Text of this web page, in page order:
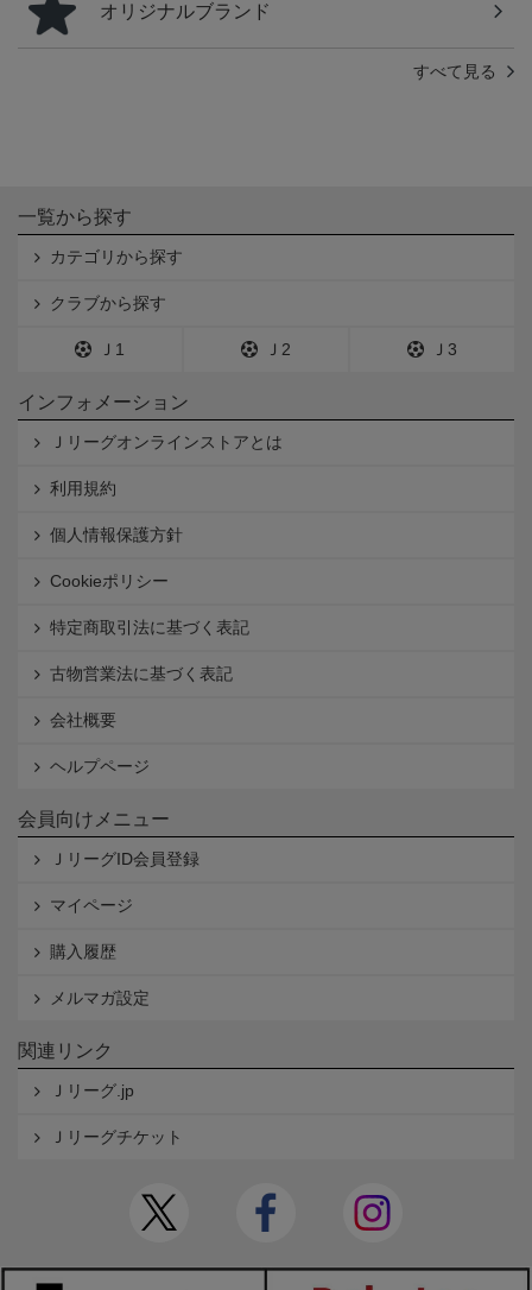
オリジナルブランド
すべて見る
一覧から探す
カテゴリから探す
クラブから探す
Ｊ1 Ｊ2 Ｊ3
インフォメーション
Ｊリーグオンラインストアとは
利用規約
個人情報保護方針
Cookieポリシー
特定商取引法に基づく表記
古物営業法に基づく表記
会社概要
ヘルプページ
会員向けメニュー
ＪリーグID会員登録
マイページ
購入履歴
メルマガ設定
関連リンク
Ｊリーグ.jp
Ｊリーグチケット